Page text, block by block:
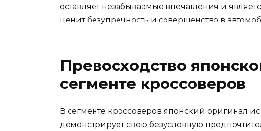
оставляет незабываемые впечатления и
ценит безупречность и совершенство в
Превосходство
сегменте кроссоверов
В сегменте кроссоверов японский оригинал
демонстрирует свою безусловную